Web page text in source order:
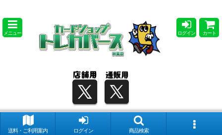
メニュー ログイン カート
送料・ご利用案内 ログイン 商品検索